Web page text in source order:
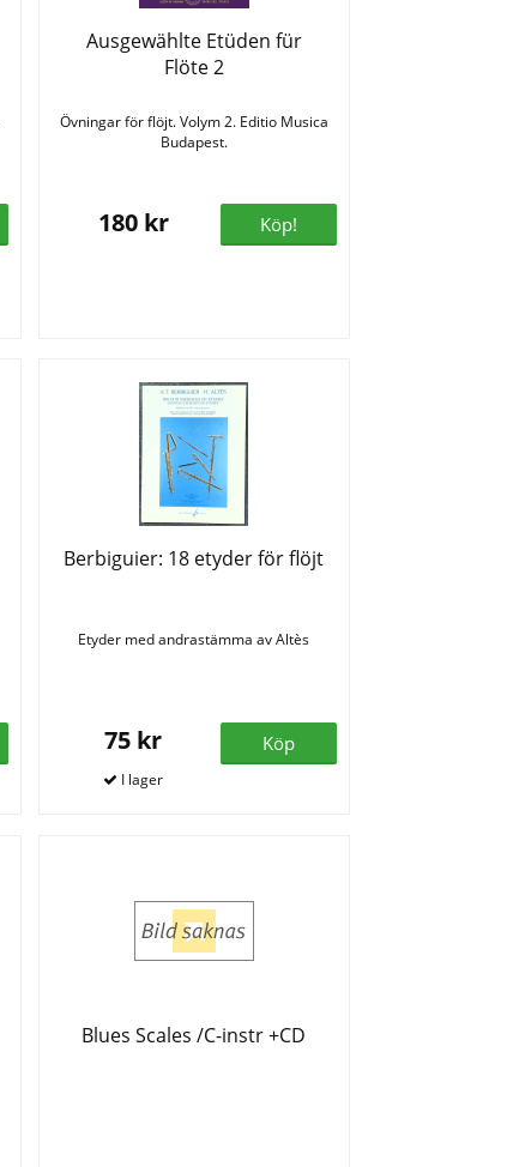
Ausgewählte Etüden für
Flöte 2
Övningar för flöjt. Volym 2. Editio Musica
Budapest.
180 kr Köp!
Berbiguier: 18 etyder för flöjt
Etyder med andrastämma av Altès
75 kr Köp
Blues Scales /C-instr +CD